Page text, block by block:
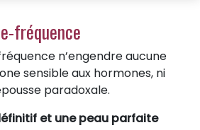
fréquence
n’engendre aucune
sensible aux hormones, ni
paradoxale.
et une peau parfaite